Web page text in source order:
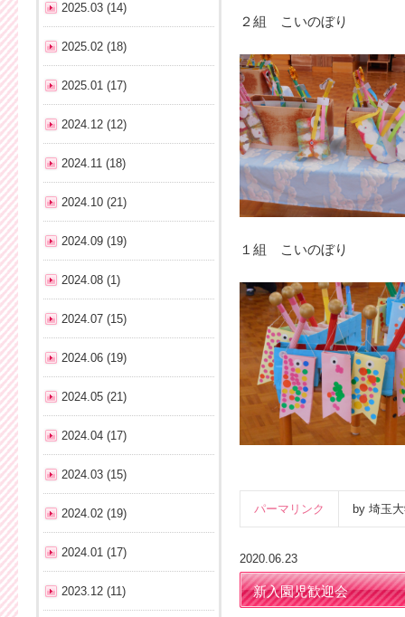
２組 こいのぼり
１組 こいのぼり
パーマリンク by 埼玉
2020.06.23
新入園児歓迎会
2025.03 (14)
2025.02 (18)
2025.01 (17)
2024.12 (12)
2024.11 (18)
2024.10 (21)
2024.09 (19)
2024.08 (1)
2024.07 (15)
2024.06 (19)
2024.05 (21)
2024.04 (17)
2024.03 (15)
2024.02 (19)
2024.01 (17)
2023.12 (11)